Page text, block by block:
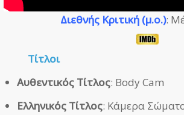
Διεθνής Κριτική (μ.ο.):
Τίτλοι
Αυθεντικός Τίτλος: Body Cam
Ελληνικός Τίτλος: Κάμερα